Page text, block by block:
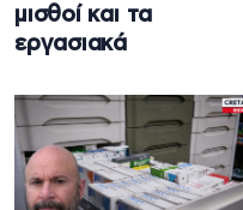
μισθοί και τα
εργασιακά